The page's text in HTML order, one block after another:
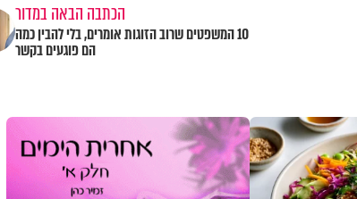
הכתבה הבאה במדור
10 המשפטים שרוב הזוגות אומרים, בלי להבין כמה
הם פוגעים בקשר